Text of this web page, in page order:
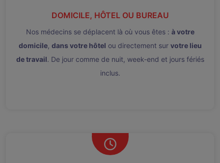
DOMICILE, HÔTEL OU BUREAU
Nos médecins se déplacent là où vous êtes : à votre
domicile, dans votre hôtel ou directement sur votre lieu
de travail. De jour comme de nuit, week-end et jours fériés
inclus.